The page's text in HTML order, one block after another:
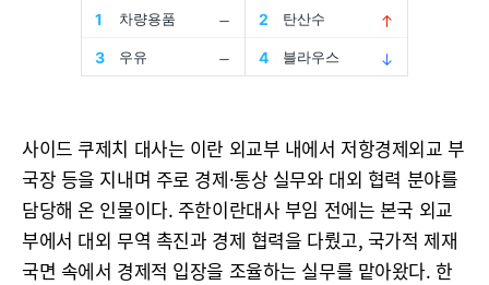
사이드 쿠제치 대사는 이란 외교부 내에서 저항경제외교 부
국장 등을 지내며 주로 경제·통상 실무와 대외 협력 분야를
담당해 온 인물이다. 주한이란대사 부임 전에는 본국 외교
부에서 대외 무역 촉진과 경제 협력을 다뤘고, 국가적 제재
국면 속에서 경제적 입장을 조율하는 실무를 맡아왔다. 한